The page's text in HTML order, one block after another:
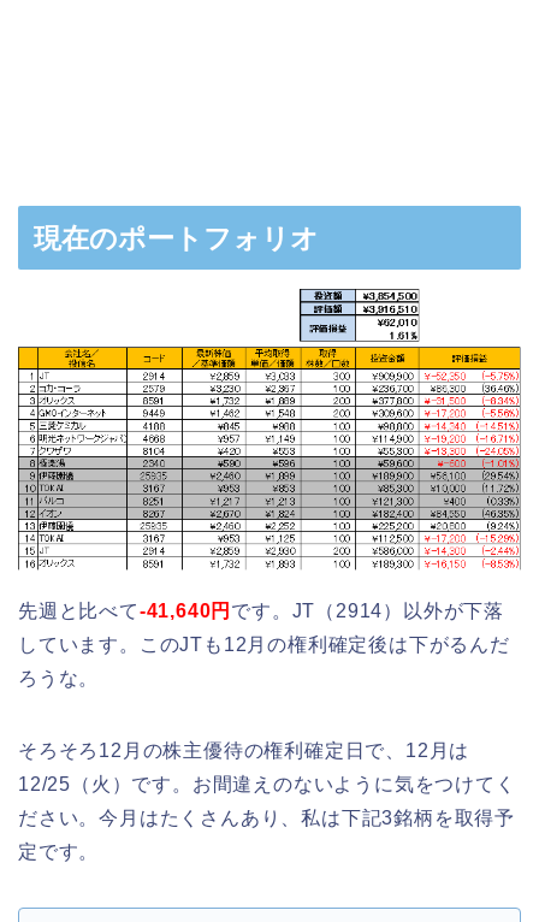
現在のポートフォリオ
先週と比べて-41,640円 です。JT（2914）以外が下落
しています。このJTも12月の権利確定後は下がるんだ
ろうな。
そろそろ12月の株主優待の権利確定日で、12月は
12/25（火）です。お間違えのないように気をつけてく
ださい。今月はたくさんあり、私は下記3銘柄を取得予
定です。